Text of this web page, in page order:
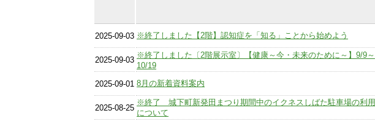
2025-09-03 ※終了しました【2階】認知症を「知る」ことから始めよう
2025-09-03
※終了しました〔2階展示室〕【健康～今・未来のために～】9/9～
10/19
2025-09-01 8月の新着資料案内
2025-08-25
※終了 城下町新発田まつり期間中のイクネスしばた駐車場の利用
について